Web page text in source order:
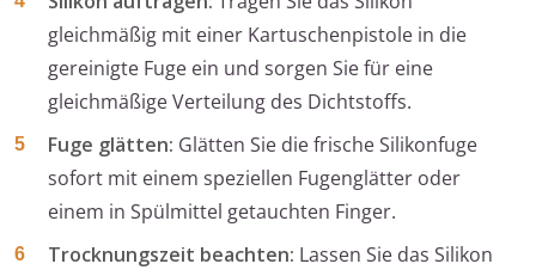
gleichmäßig mit einer Kartuschenpistole in die
gereinigte Fuge ein und sorgen Sie für eine
gleichmäßige Verteilung des Dichtstoffs.
Fuge glätten: Glätten Sie die frische Silikonfuge
sofort mit einem speziellen Fugenglätter oder
einem in Spülmittel getauchten Finger.
Trocknungszeit beachten: Lassen Sie das Silikon